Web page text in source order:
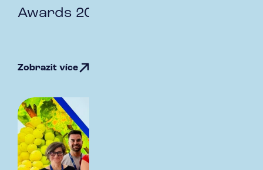
Awards 2025
Zobrazit více